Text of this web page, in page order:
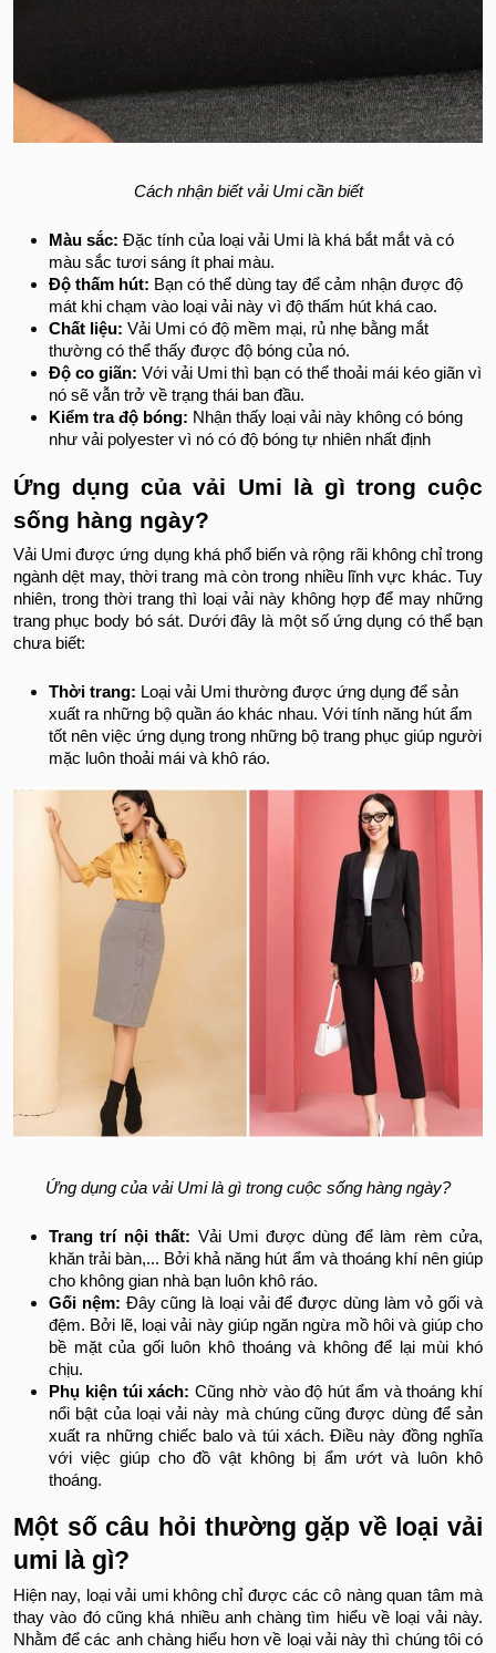
Cách nhận biết vải Umi cần biết
Màu sắc: Đặc tính của loại vải Umi là khá bắt mắt và có
màu sắc tươi sáng ít phai màu.
Độ thấm hút: Bạn có thể dùng tay để cảm nhận được độ
mát khi chạm vào loại vải này vì độ thấm hút khá cao.
Chất liệu: Vải Umi có độ mềm mại, rủ nhẹ bằng mắt
thường có thể thấy được độ bóng của nó.
Độ co giãn: Với vải Umi thì bạn có thể thoải mái kéo giãn vì
nó sẽ vẫn trở về trạng thái ban đầu.
Kiểm tra độ bóng: Nhận thấy loại vải này không có bóng
như vải polyester vì nó có độ bóng tự nhiên nhất định
Ứng dụng của vải Umi là gì trong cuộc
sống hàng ngày?
Vải Umi được ứng dụng khá phổ biến và rộng rãi không chỉ trong
ngành dệt may, thời trang mà còn trong nhiều lĩnh vực khác. Tuy
nhiên, trong thời trang thì loại vải này không hợp để may những
trang phục body bó sát. Dưới đây là một số ứng dụng có thể bạn
chưa biết:
Thời trang: Loại vải Umi thường được ứng dụng để sản
xuất ra những bộ quần áo khác nhau. Với tính năng hút ẩm
tốt nên việc ứng dụng trong những bộ trang phục giúp người
mặc luôn thoải mái và khô ráo.
Ứng dụng của vải Umi là gì trong cuộc sống hàng ngày?
Trang trí nội thất: Vải Umi được dùng để làm rèm cửa,
khăn trải bàn,... Bởi khả năng hút ẩm và thoáng khí nên giúp
cho không gian nhà bạn luôn khô ráo.
Gối nệm: Đây cũng là loại vải để được dùng làm vỏ gối và
đệm. Bởi lẽ, loại vải này giúp ngăn ngừa mồ hôi và giúp cho
bề mặt của gối luôn khô thoáng và không để lại mùi khó
chịu.
Phụ kiện túi xách: Cũng nhờ vào độ hút ẩm và thoáng khí
nổi bật của loại vải này mà chúng cũng được dùng để sản
xuất ra những chiếc balo và túi xách. Điều này đồng nghĩa
với việc giúp cho đồ vật không bị ẩm ướt và luôn khô
thoáng.
Một số câu hỏi thường gặp về loại vải
umi là gì?
Hiện nay, loại vải umi không chỉ được các cô nàng quan tâm mà
thay vào đó cũng khá nhiều anh chàng tìm hiểu về loại vải này.
Nhằm để các anh chàng hiểu hơn về loại vải này thì chúng tôi có